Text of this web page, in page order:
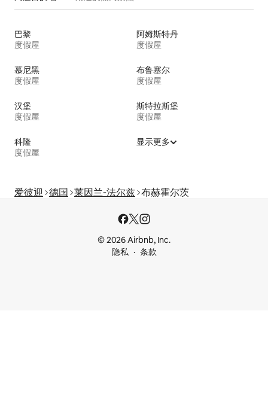
巴黎
度假屋
阿姆斯特丹
度假屋
慕尼黑
度假屋
布鲁塞尔
度假屋
汉堡
度假屋
斯特拉斯堡
度假屋
科隆
度假屋
显示更多
爱彼迎 德国 莱因兰-法尔兹 布赫霍尔茨
© 2026 Airbnb, Inc.
隐私
条款